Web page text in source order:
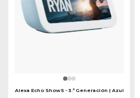
Alexa Echo Show 5 - 3.ª Generación | Azul